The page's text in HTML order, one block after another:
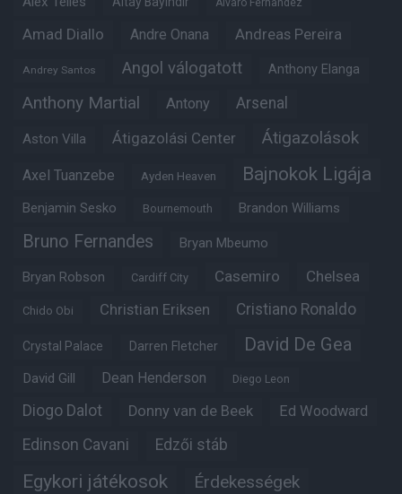
Alvaro Fernandez
Amad Diallo Andre Onana Andreas Pereira
Andrey Santos Angol válogatott Anthony Elanga
Anthony Martial Antony Arsenal
Aston Villa Átigazolási Center Átigazolások
Axel Tuanzebe Ayden Heaven Bajnokok Ligája
Benjamin Sesko Bournemouth Brandon Williams
Bruno Fernandes Bryan Mbeumo
Bryan Robson Cardiff City Casemiro Chelsea
Chido Obi Christian Eriksen Cristiano Ronaldo
Crystal Palace Darren Fletcher David De Gea
David Gill Dean Henderson Diego Leon
Diogo Dalot Donny van de Beek Ed Woodward
Edinson Cavani Edzői stáb
Egykori játékosok Érdekességek